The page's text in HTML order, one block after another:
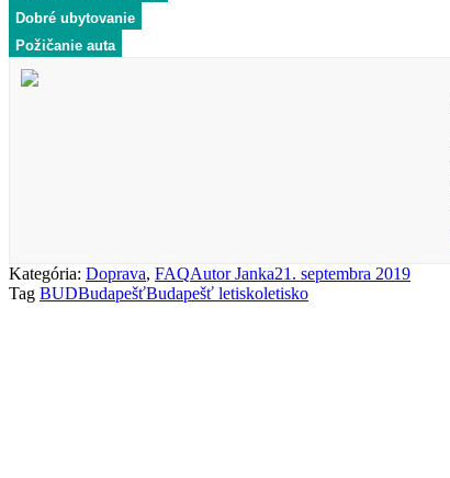
Dobré ubytovanie
Požičanie auta
Kategória: Doprava, FAQAutorJanka21. septembra 2019
Tag BUDBudapešťBudapešť letiskoletisko